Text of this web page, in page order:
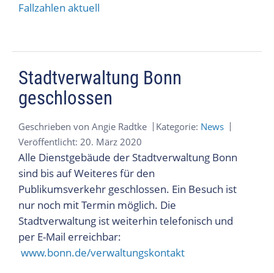
Fallzahlen aktuell
Stadtverwaltung Bonn
geschlossen
Geschrieben von Angie Radtke Kategorie: News
Veröffentlicht: 20. März 2020
Alle Dienstgebäude der Stadtverwaltung Bonn
sind bis auf Weiteres für den
Publikumsverkehr geschlossen. Ein Besuch ist
nur noch mit Termin möglich. Die
Stadtverwaltung ist weiterhin telefonisch und
per E-Mail erreichbar:
www.bonn.de/verwaltungskontakt